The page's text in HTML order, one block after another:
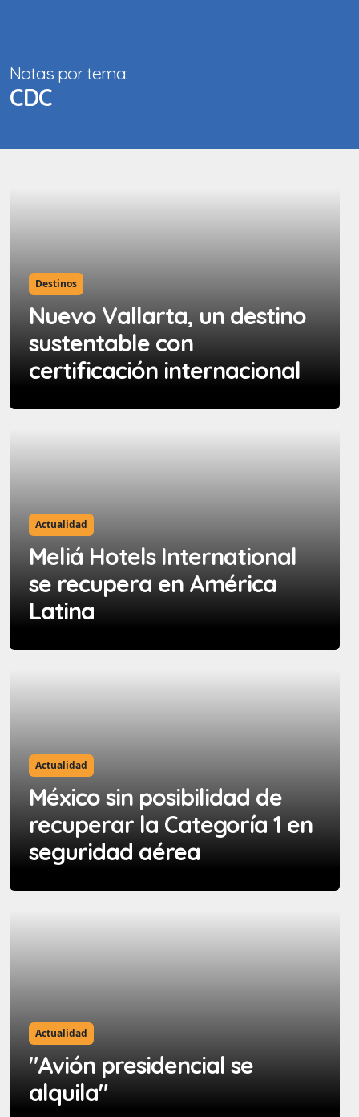
Notas por tema:
CDC
Destinos
Nuevo Vallarta, un destino
sustentable con
certificación internacional
Actualidad
Meliá Hotels International
se recupera en América
Latina
Actualidad
México sin posibilidad de
recuperar la Categoría 1 en
seguridad aérea
Actualidad
"Avión presidencial se
alquila"